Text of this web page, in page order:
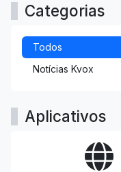
Categorias
Todos
Notícias Kvox
Aplicativos